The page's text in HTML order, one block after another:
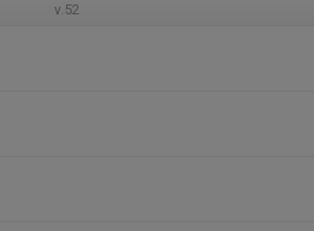
v.52